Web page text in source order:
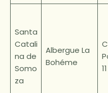
Santa
Catali
na de
Somo
za
Albergue La
Bohéme
11